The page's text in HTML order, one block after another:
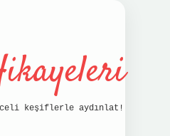
keşiflerle aydınlat!